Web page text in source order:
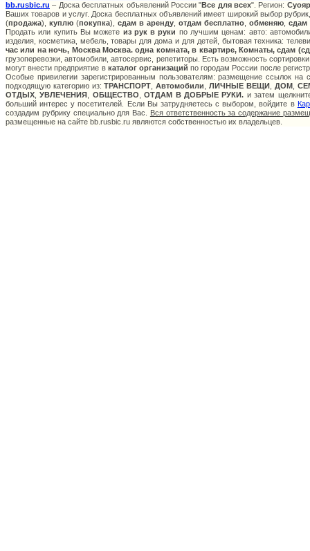
bb.rusbic.ru – Доска бесплатных объявлений России "Все для всех". Регион:
Ваших товаров и услуг. Доска бесплатных объявлений имеет широкий выбор
(продажа), куплю (покупка), сдам в аренду отдам бесплатно обменяю сдам
Продать или купить Вы можете из рук в руки по лучшим ценам: авто:
изделия, косметика, мебель, товары для дома и для детей, бытовая техника:
час или на ночь, Москва Москва. одна комната, в квартире, Комнаты, сдам
грузоперевозки, автомобили, автосервис, репетиторы. Есть возможность
могут внести предприятие в каталог организаций по городам России после
Особые привилегии зарегистрированным пользователям: размещение ссылок
подходящую категорию из:ТРАНСПОРТ ,Автомобили ,ЛИЧНЫЕ ВЕЩИ, ДОМ,
ОТДЫХ ,УВЛЕЧЕНИЯ ОБЩЕСТВО ,ОТДАМ В ДОБРЫЕ РУКИ. и затем
больший интерес у посетителей. Если Вы затрудняетесь с выбором, войдите в
создадим рубрику специально для Вас. Вся ответственность за содержание
размещенные на сайте bb.rusbic.ru являются собственностью их владельцев.